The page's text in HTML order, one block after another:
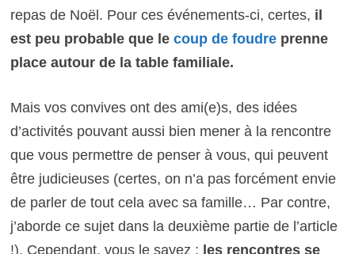
repas de Noël. Pour ces événements-ci, certes, il
est peu probable que le coup de foudreprenne
place autour de la table familiale.
Mais vos convives ont des ami(e)s, des idées
d’activités pouvant aussi bien mener à la rencontre
que vous permettre de penser à vous, qui peuvent
être judicieuses (certes, on n’a pas forcément envie
de parler de tout cela avec sa famille… Par contre,
j’aborde ce sujet dans la deuxième partie de l’article
!). Cependant, vous le savez : les rencontres se